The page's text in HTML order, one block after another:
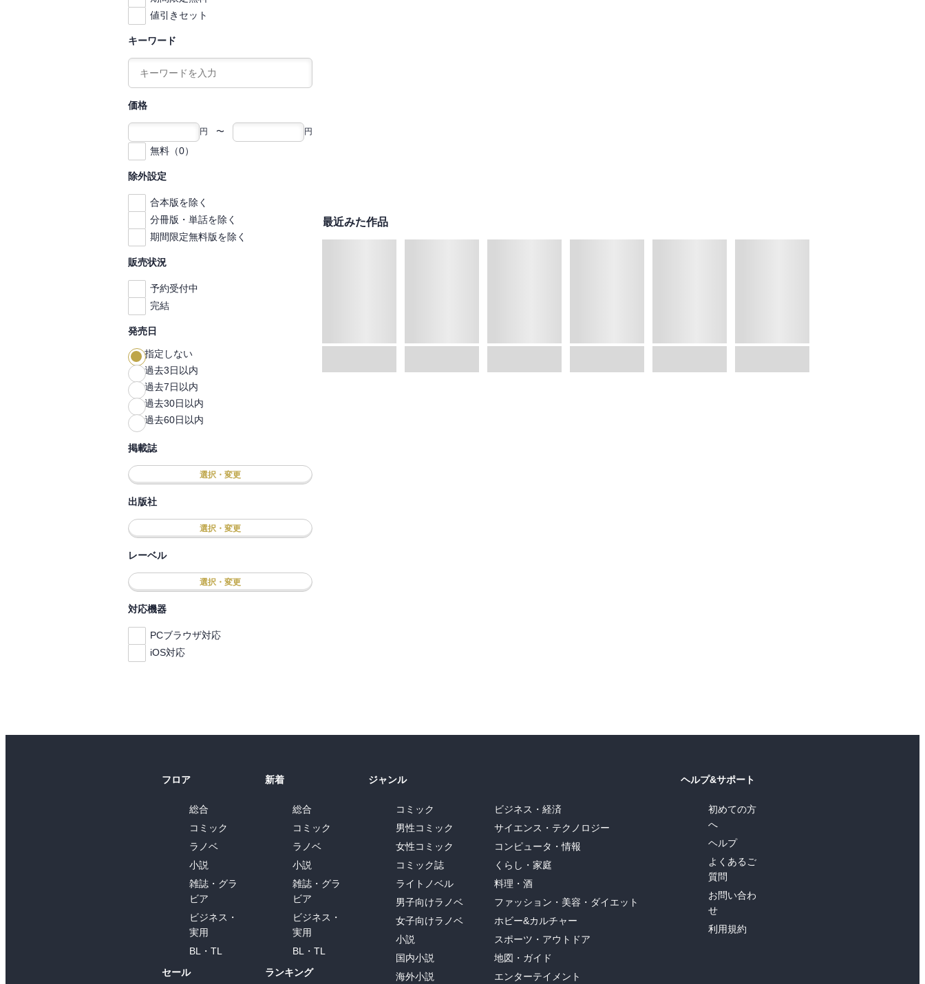
値引きセット
キーワード
価格
円 〜 円
無料（0）
除外設定
合本版を除く
分冊版・単話を除く
期間限定無料版を除く
販売状況
予約受付中
完結
発売日
指定しない
過去3日以内
過去7日以内
過去30日以内
過去60日以内
掲載誌
選択・変更
出版社
選択・変更
レーベル
選択・変更
対応機器
PCブラウザ対応
iOS対応
最近みた作品
フロア
総合
コミック
ラノベ
小説
雑誌・グラ
ビア
ビジネス・
実用
BL・TL
セール
新着
総合
コミック
ラノベ
小説
雑誌・グラ
ビア
ビジネス・
実用
BL・TL
ランキング
ジャンル
コミック
男性コミック
女性コミック
コミック誌
ライトノベル
男子向けラノベ
女子向けラノベ
小説
国内小説
海外小説
ビジネス・経済
サイエンス・テクノロジー
コンピュータ・情報
くらし・家庭
料理・酒
ファッション・美容・ダイエット
ホビー&カルチャー
スポーツ・アウトドア
地図・ガイド
エンターテイメント
ヘルプ&サポート
初めての方
へ
ヘルプ
よくあるご
質問
お問い合わ
せ
利用規約